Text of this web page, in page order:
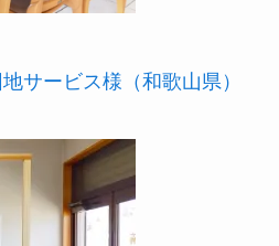
サービス様（和歌山県）